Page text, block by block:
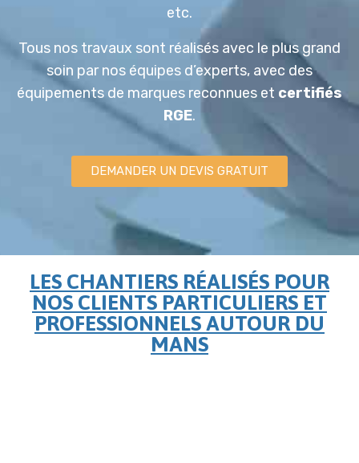
etc.
Tous nos travaux sont réalisés avec le plus grand
soin par nos équipes d’experts, avec des
équipements de marques reconnues et certifiés
RGE.
DEMANDER UN DEVIS GRATUIT
LES CHANTIERS RÉALISÉS POUR
NOS CLIENTS PARTICULIERS ET
PROFESSIONNELS AUTOUR DU
MANS